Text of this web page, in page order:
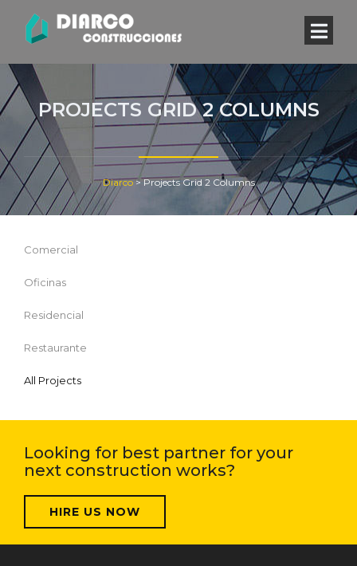
PROJECTS GRID 2 COLUMNS
Diarco>Projects Grid 2 Columns
Comercial
Oficinas
Residencial
Restaurante
All Projects
Looking for best partner for your
next construction works?
HIRE US NOW